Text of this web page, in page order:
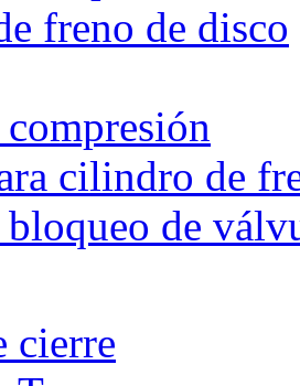
freno de disco
compresión
cilindro de
bloqueo de
cierre